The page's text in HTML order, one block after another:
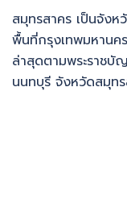
สมุทรสาคร เป็นจังห
พื้นที่กรุงเทพมหานค
ล่าสุดตามพระราช
นนทบุรี จังหวัดสมุท